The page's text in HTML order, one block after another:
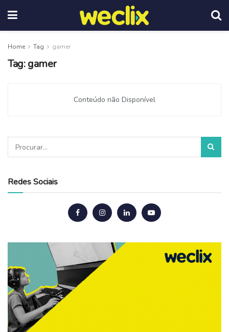
Home Tag gamer
Tag:gamer
Conteúdo não Disponível
Redes Sociais